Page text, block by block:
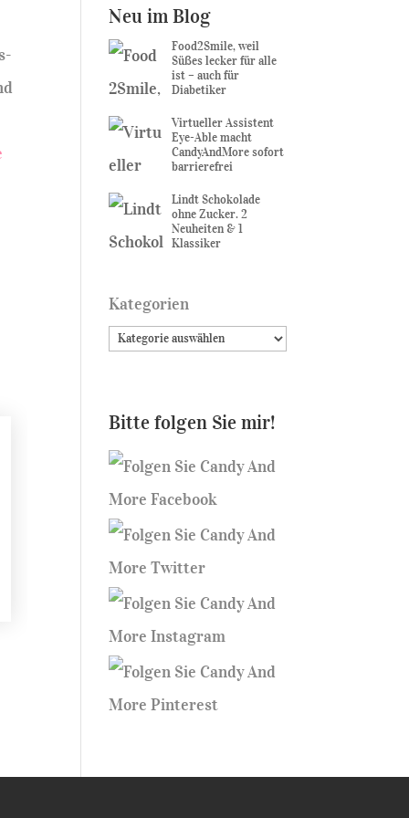
Neu im Blog
Food2Smile, weil
Süßes lecker für alle
ist – auch für
Diabetiker
Virtueller Assistent
Eye-Able macht
CandyAndMore sofort
barrierefrei
Lindt Schokolade
ohne Zucker. 2
Neuheiten & 1
Klassiker
Kategorien
Bitte folgen Sie mir!